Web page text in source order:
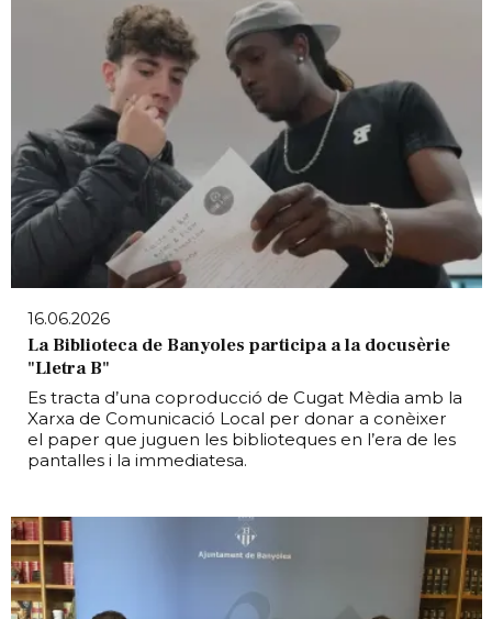
16.06.2026
La Biblioteca de Banyoles participa a la docusèrie
"Lletra B"
Es tracta d’una coproducció de Cugat Mèdia amb la
Xarxa de Comunicació Local per donar a conèixer
el paper que juguen les biblioteques en l’era de les
pantalles i la immediatesa.